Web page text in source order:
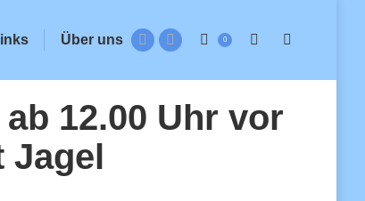
Über uns
Facebook
in
Instagram
in
0 Search:
12.00 Uhr vor
Jagel
new
window
in
window